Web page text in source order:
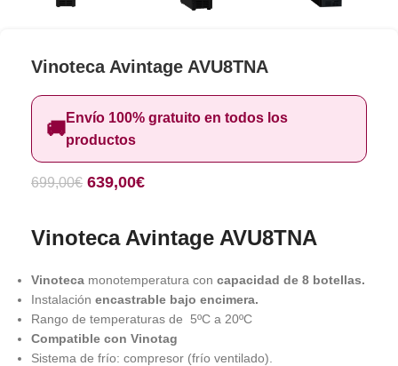
Vinoteca Avintage AVU8TNA
🚚Envío 100% gratuito en todos los
productos
699,00€ 639,00€
Vinoteca Avintage AVU8TNA
Vinoteca monotemperatura con capacidad de 8 botellas.
Instalación encastrable bajo encimera.
Rango de temperaturas de 5ºC a 20ºC
Compatible con Vinotag
Sistema de frío: compresor (frío ventilado).